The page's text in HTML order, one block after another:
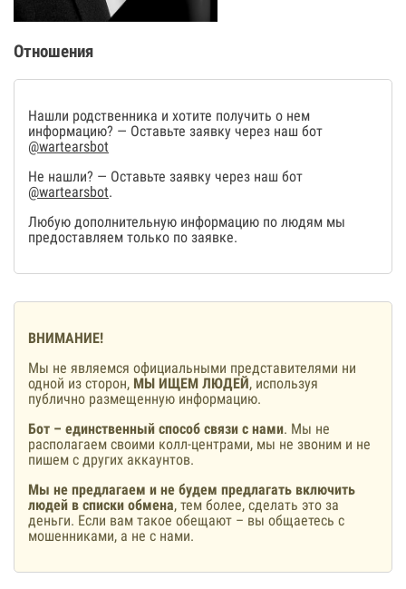
Отношения
Нашли родственника и хотите получить о нем
информацию? — Оставьте заявку через наш бот
@wartearsbot
Не нашли? — Оставьте заявку через наш бот
@wartearsbot.
Любую дополнительную информацию по людям мы
предоставляем только по заявке.
ВНИМАНИЕ!
Мы не являемся официальными представителями ни
одной из сторон, МЫ ИЩЕМ ЛЮДЕЙ, используя
публично размещенную информацию.
Бот – единственный способ связи с нами. Мы не
располагаем своими колл-центрами, мы не звоним и не
пишем с других аккаунтов.
Мы не предлагаем и не будем предлагать включить
людей в списки обмена, тем более, сделать это за
деньги. Если вам такое обещают – вы общаетесь с
мошенниками, а не с нами.